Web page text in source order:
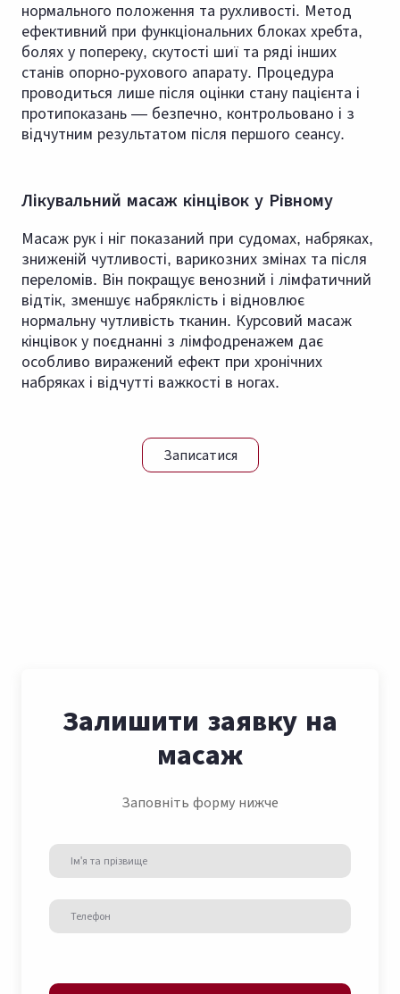
нормального положення та рухливості. Метод
ефективний при функціональних блоках хребта,
болях у попереку, скутості шиї та ряді інших
станів опорно-рухового апарату. Процедура
проводиться лише після оцінки стану пацієнта і
протипоказань — безпечно, контрольовано і з
відчутним результатом після першого сеансу.
Лікувальний масаж кінцівок у Рівному
Масаж рук і ніг показаний при судомах, набряках,
зниженій чутливості, варикозних змінах та після
переломів. Він покращує венозний і лімфатичний
відтік, зменшує набряклість і відновлює
нормальну чутливість тканин. Курсовий масаж
кінцівок у поєднанні з лімфодренажем дає
особливо виражений ефект при хронічних
набряках і відчутті важкості в ногах.
Записатися
Залишити заявку на
масаж
Заповніть форму нижче